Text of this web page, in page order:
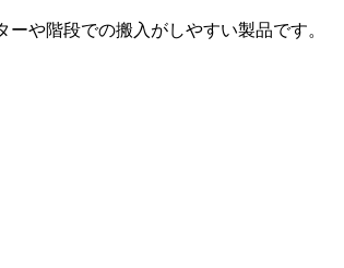
や階段での搬入がしやすい製品です。